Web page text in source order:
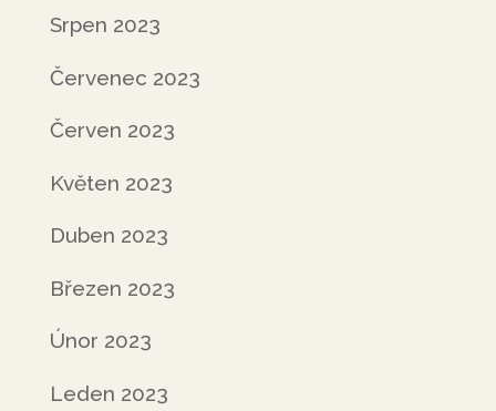
Srpen 2023
Červenec 2023
Červen 2023
Květen 2023
Duben 2023
Březen 2023
Únor 2023
Leden 2023